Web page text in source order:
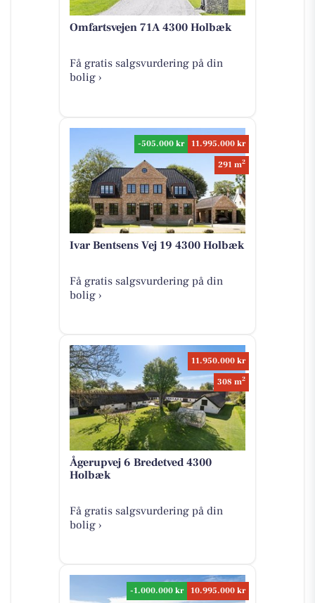
Omfartsvejen 71A 4300 Holbæk
Få gratis salgsvurdering på din
bolig ›
-505.000 kr
11.995.000 kr
291 m2
Ivar Bentsens Vej 19 4300 Holbæk
Få gratis salgsvurdering på din
bolig ›
11.950.000 kr
308 m2
Ågerupvej 6 Bredetved 4300
Holbæk
Få gratis salgsvurdering på din
bolig ›
-1.000.000 kr 10.995.000 kr